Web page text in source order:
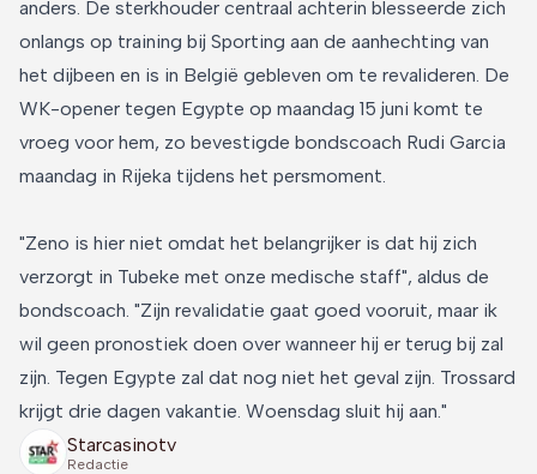
anders. De sterkhouder centraal achterin blesseerde zich
onlangs op training bij Sporting aan de aanhechting van
het dijbeen en is in België gebleven om te revalideren. De
WK-opener tegen Egypte op maandag 15 juni komt te
vroeg voor hem, zo bevestigde bondscoach Rudi Garcia
maandag in Rijeka tijdens het persmoment.
"Zeno is hier niet omdat het belangrijker is dat hij zich
verzorgt in Tubeke met onze medische staff", aldus de
bondscoach. "Zijn revalidatie gaat goed vooruit, maar ik
wil geen pronostiek doen over wanneer hij er terug bij zal
zijn. Tegen Egypte zal dat nog niet het geval zijn. Trossard
krijgt drie dagen vakantie. Woensdag sluit hij aan."
Starcasinotv
Redactie